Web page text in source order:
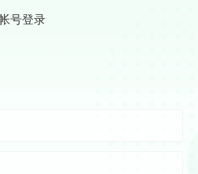
号登录